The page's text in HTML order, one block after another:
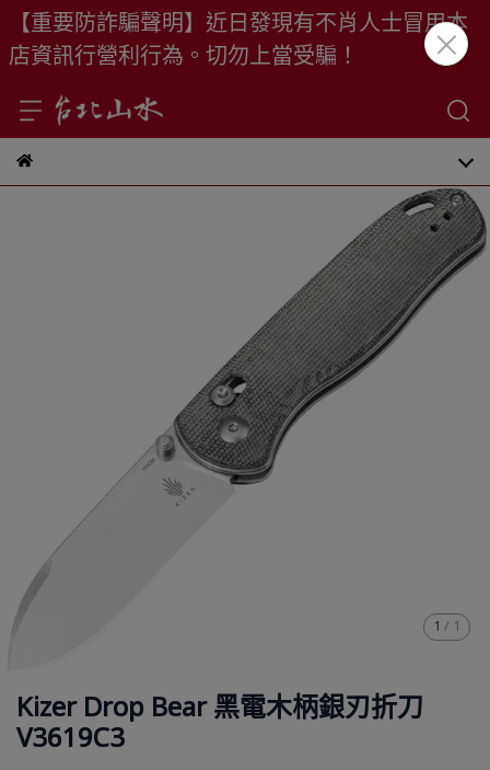
【重要防詐騙聲明】近日發現有不肖人士冒用本
店資訊行營利行為。切勿上當受騙！
1 / 1
Kizer Drop Bear 黑電木柄銀刃折刀
V3619C3